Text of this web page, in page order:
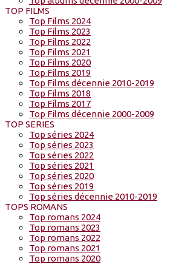
TOP FILMS
Top Films 2024
Top Films 2023
Top Films 2022
Top Films 2021
Top Films 2020
Top Films 2019
Top Films décennie 2010-2019
Top Films 2018
Top Films 2017
Top Films décennie 2000-2009
TOP SERIES
Top séries 2024
Top séries 2023
Top séries 2022
Top séries 2021
Top séries 2020
Top séries 2019
Top séries décennie 2010-2019
TOPS ROMANS
Top romans 2024
Top romans 2023
Top romans 2022
Top romans 2021
Top romans 2020